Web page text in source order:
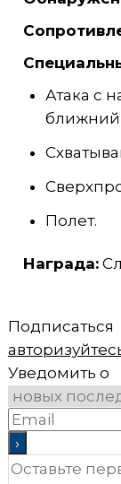
Атака с
ближний
Полет.
Награда:
Подписаться
Уведомить о